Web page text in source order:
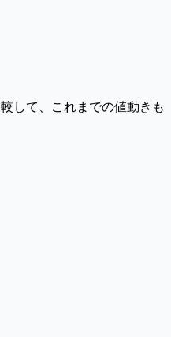
して、これまでの値動きも